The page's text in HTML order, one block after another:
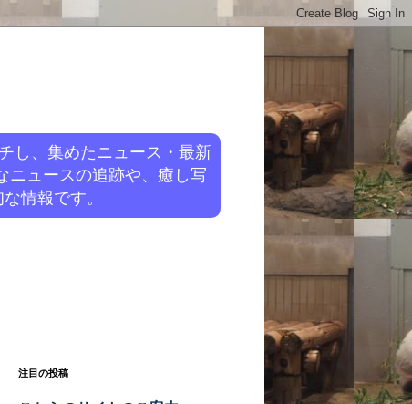
し、集めたニュース・最新
ニュースの追跡や、癒し写
情報です。
注目の投稿